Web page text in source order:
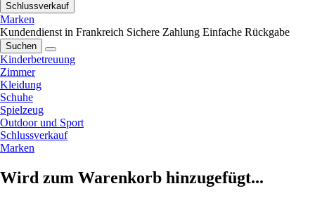
Schlussverkauf
Marken
Kundendienst in Frankreich Sichere Zahlung Einfache Rückgabe
Suchen
Kinderbetreuung
Zimmer
Kleidung
Schuhe
Spielzeug
Outdoor und Sport
Schlussverkauf
Marken
Wird zum Warenkorb hinzugefügt...